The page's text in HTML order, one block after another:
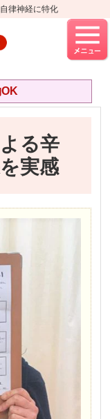
律神経に特化
る辛
実感